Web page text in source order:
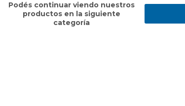
Podés continuar viendo nuestros
productos en la siguiente
categoría